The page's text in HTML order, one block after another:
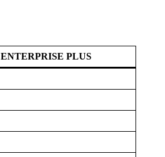
ENTERPRISE PLUS